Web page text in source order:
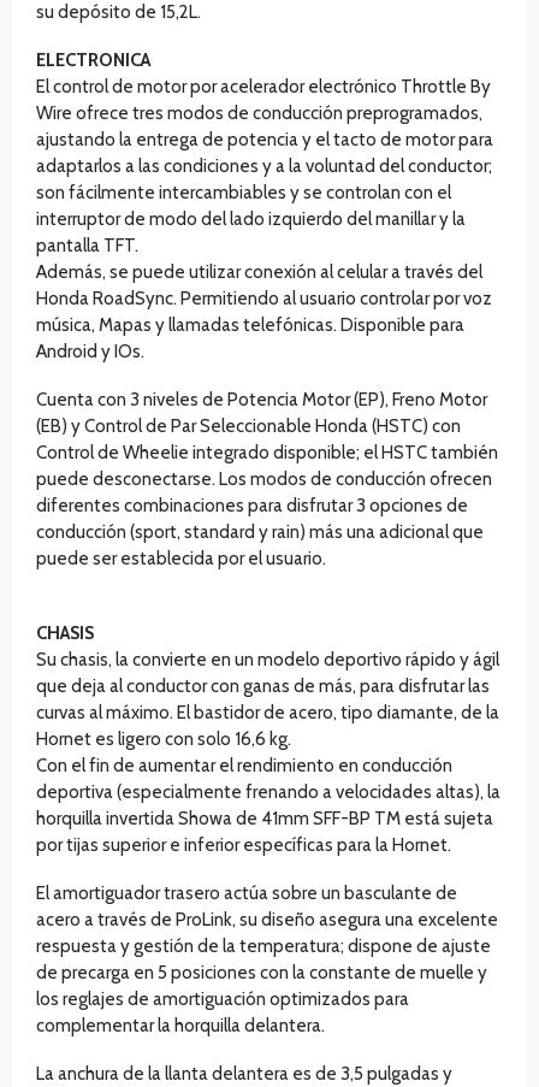
su depósito de 15,2L.
ELECTRONICA
El control de motor por acelerador electrónico Throttle By
Wire ofrece tres modos de conducción preprogramados,
ajustando la entrega de potencia y el tacto de motor para
adaptarlos a las condiciones y a la voluntad del conductor;
son fácilmente intercambiables y se controlan con el
interruptor de modo del lado izquierdo del manillar y la
pantalla TFT.
Además, se puede utilizar conexión al celular a través del
Honda RoadSync. Permitiendo al usuario controlar por voz
música, Mapas y llamadas telefónicas. Disponible para
Android y IOs.
Cuenta con 3 niveles de Potencia Motor (EP), Freno Motor
(EB) y Control de Par Seleccionable Honda (HSTC) con
Control de Wheelie integrado disponible; el HSTC también
puede desconectarse. Los modos de conducción ofrecen
diferentes combinaciones para disfrutar 3 opciones de
conducción (sport, standard y rain) más una adicional que
puede ser establecida por el usuario.
CHASIS
Su chasis, la convierte en un modelo deportivo rápido y ágil
que deja al conductor con ganas de más, para disfrutar las
curvas al máximo. El bastidor de acero, tipo diamante, de la
Hornet es ligero con solo 16,6 kg.
Con el fin de aumentar el rendimiento en conducción
deportiva (especialmente frenando a velocidades altas), la
horquilla invertida Showa de 41mm SFF-BP TM está sujeta
por tijas superior e inferior específicas para la Hornet.
El amortiguador trasero actúa sobre un basculante de
acero a través de ProLink, su diseño asegura una excelente
respuesta y gestión de la temperatura; dispone de ajuste
de precarga en 5 posiciones con la constante de muelle y
los reglajes de amortiguación optimizados para
complementar la horquilla delantera.
La anchura de la llanta delantera es de 3,5 pulgadas y